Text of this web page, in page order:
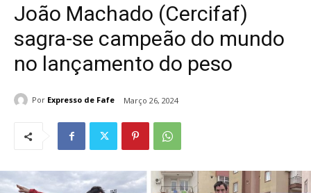
João Machado (Cercifaf)
sagra-se campeão do mundo
no lançamento do peso
Por Expresso de Fafe Março 26, 2024